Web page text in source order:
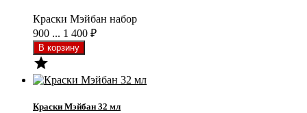
Краски Мэйбан набор
900 ... 1 400 ₽

Краски Мэйбан 32 мл